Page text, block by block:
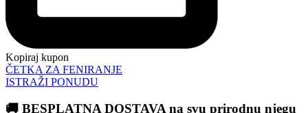
Kopiraj kupon
ČETKA ZA FENIRANJE
ISTRAŽI PONUDU
🚚 BESPLATNA DOSTAVA na svu prirodnu njegu